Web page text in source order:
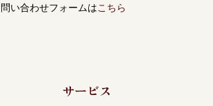
い合わせフォームはこちら
サービス